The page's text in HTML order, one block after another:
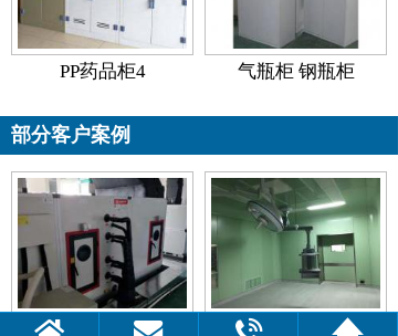
PP药品柜4 气瓶柜 钢瓶柜
部分客户案例
常州爱厚朴医疗器械
黄岩章再棣骨伤医院